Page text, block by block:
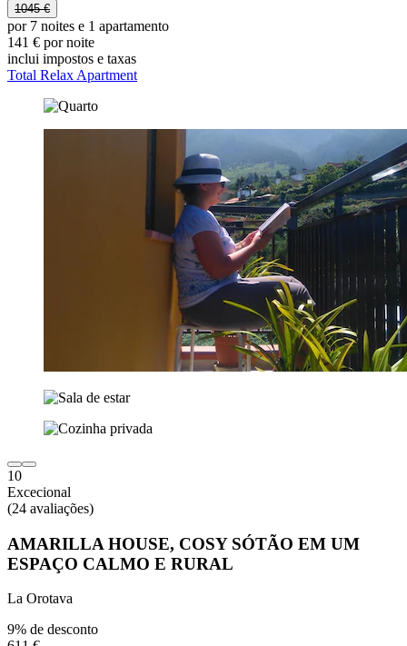
1045 €
por 7 noites e 1 apartamento
141 € por noite
inclui impostos e taxas
Total Relax Apartment
10
Excecional
(24 avaliações)
AMARILLA HOUSE, COSY SÓTÃO EM UM
ESPAÇO CALMO E RURAL
La Orotava
9% de desconto